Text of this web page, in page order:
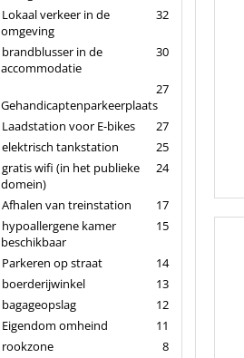
32
Lokaal verkeer in de
omgeving
30
brandblusser in de
accommodatie
27
Gehandicaptenparkeerplaats
27
Laadstation voor E-bikes
25
elektrisch tankstation
24
gratis wifi (in het publieke
domein)
17
Afhalen van treinstation
15
hypoallergene kamer
beschikbaar
14
Parkeren op straat
13
boerderijwinkel
12
bagageopslag
11
Eigendom omheind
8
rookzone